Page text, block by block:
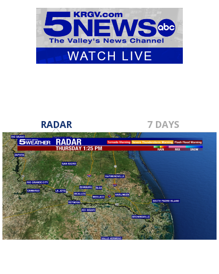
RADAR 7 DAYS